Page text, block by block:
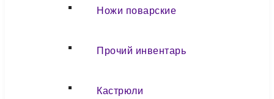
Ножи поварские
Прочий инвентарь
Кастрюли